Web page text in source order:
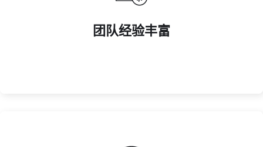
团队经验丰富
核心团队具备 10 年以上体育行业运营经验，服务过超百场